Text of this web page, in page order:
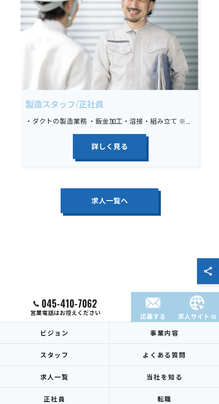
製造スタッフ/正社員
・ダクトの製造業務 ・鈑金加工・溶接・組み立て ※未経験の場合は墨出し、材料運搬、その他簡単な手元作業から始めていただきます。
詳しく見る
求人一覧へ
045-410-7062
営業電話はお控えください 応募する 求人サイト
ビジョン 事業内容
スタッフ よくある質問
求人一覧 当社を知る
正社員 転職